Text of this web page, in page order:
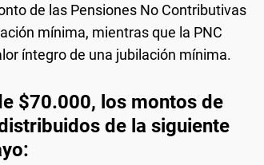
de las Pensiones No Contributivas
mínima, mientras que la PNC
íntegro de una jubilación mínima.
$70.000, los montos de
de la siguiente